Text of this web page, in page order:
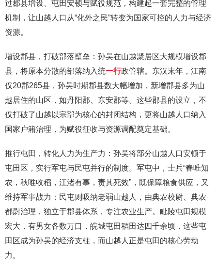
过郡县增设、屯田安顿与赋役规范，构建起一套完整的管理
机制，让山越人口从“化外之民”转变为国家可控的人力与经济
资源。
增设郡县，打破部落壁垒：孙吴在山越聚居区大规模增设郡
县，将原本分散的部落纳入统一行政管辖。东汉末年，江南
仅20郡265县，孙吴时期郡县数大幅增加，新增郡县多为山
越居住的山区，如丹阳郡、东安郡等。这些郡县的设立，不
仅打破了山越以宗部为核心的封闭结构，更将山越人口纳入
国家户籍治理，为赋役征收与资源调配奠定基础。
推行屯田，转化人力为生产力：孙吴将部分山越人口安顿于
屯田区，实行军屯与民屯并行的制度。军屯中，士兵“春唯知
农，秋唯收稻，江渚有事，责其死效”，既保障粮食供应，又
维持军事战力；民屯则吸纳老弱山越人，由典农校尉、典农
都尉治理，独立于郡县体系，专注农业生产。毗陵屯田规模
宏大，有男女各数万口，皖城屯田稻田达四千余顷，这些屯
田区成为孙吴的经济支柱，而山越人正是屯田的核心劳动
力。